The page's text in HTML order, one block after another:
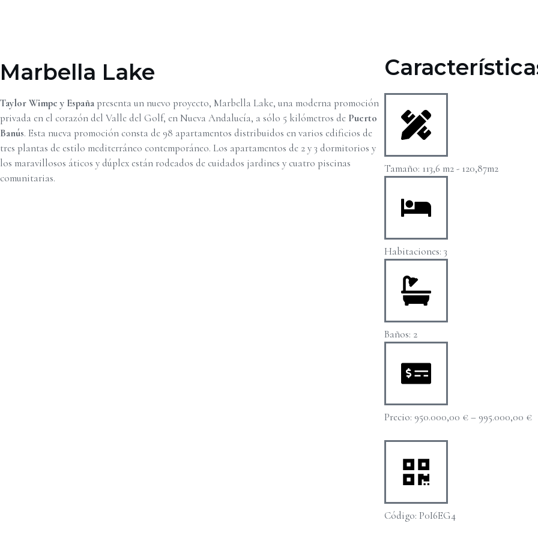
Marbella Lake
Taylor Wimpe y Españapresenta un nuevo proyecto, Marbella Lake, una moderna promoción
privada en el corazón del Valle del Golf, en Nueva Andalucía, a sólo 5 kilómetros de Puerto
Banús. Esta nueva promoción consta de 98 apartamentos distribuidos en varios edificios de
tres plantas de estilo mediterráneo contemporáneo. Los apartamentos de 2 y 3 dormitorios y
los maravillosos áticos y dúplex están rodeados de cuidados jardines y cuatro piscinas
comunitarias.
Tamaño: 113,6 m2 - 120,87m2
Habitaciones: 3
Baños: 2
Precio: 950.000,00 €– 995.000,00 €
Código: P0I6EG4